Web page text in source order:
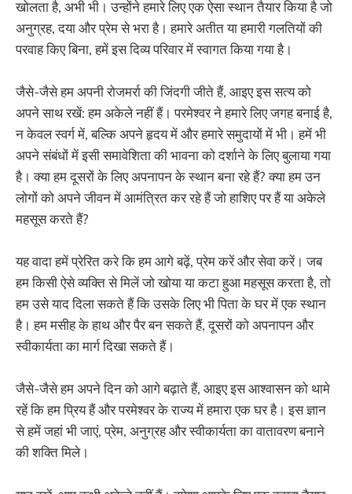
खोलता है, अभी भी। उन्होंने हमारे लिए एक ऐसा स्थान तैयार किया है जो
अनुग्रह, दया और प्रेम से भरा है। हमारे अतीत या हमारी गलतियों की
परवाह किए बिना, हमें इस दिव्य परिवार में स्वागत किया गया है।
जैसे-जैसे हम अपनी रोजमर्रा की जिंदगी जीते हैं, आइए इस सत्य को
अपने साथ रखें: हम अकेले नहीं हैं। परमेश्वर ने हमारे लिए जगह बनाई है,
न केवल स्वर्ग में, बल्कि अपने हृदय में और हमारे समुदायों में भी। हमें भी
अपने संबंधों में इसी समावेशिता की भावना को दर्शाने के लिए बुलाया गया
है। क्या हम दूसरों के लिए अपनापन के स्थान बना रहे हैं? क्या हम उन
लोगों को अपने जीवन में आमंत्रित कर रहे हैं जो हाशिए पर हैं या अकेले
महसूस करते हैं?
यह वादा हमें प्रेरित करे कि हम आगे बढ़ें, प्रेम करें और सेवा करें। जब
हम किसी ऐसे व्यक्ति से मिलें जो खोया या कटा हुआ महसूस करता है, तो
हम उसे याद दिला सकते हैं कि उसके लिए भी पिता के घर में एक स्थान
है। हम मसीह के हाथ और पैर बन सकते हैं, दूसरों को अपनापन और
स्वीकार्यता का मार्ग दिखा सकते हैं।
जैसे-जैसे हम अपने दिन को आगे बढ़ाते हैं, आइए इस आश्वासन को थामे
रहें कि हम प्रिय हैं और परमेश्वर के राज्य में हमारा एक घर है। इस ज्ञान
से हमें जहां भी जाएं, प्रेम, अनुग्रह और स्वीकार्यता का वातावरण बनाने
की शक्ति मिले।